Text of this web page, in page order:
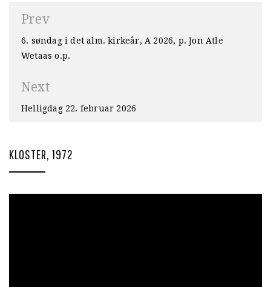
Innleggsnavigasjon
Prev
6. søndag i det alm. kirkeår, A 2026, p. Jon Atle
Wetaas o.p.
Next
Helligdag 22. februar 2026
KLOSTER, 1972